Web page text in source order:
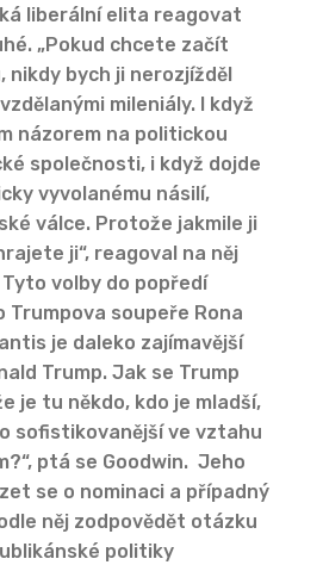
liberální elita reagovat
„Pokud chcete začít
nikdy bych ji nerozjížděl
mileniály. I když
názorem na politickou
společnosti, i když dojde
vyvolanému násilí,
válce. Protože jakmile ji
ji“, reagoval na něj
volby do popředí
Trumpova soupeře Rona
je daleko zajímavější
Trump. Jak se Trump
je tu někdo, kdo je mladší,
sofistikovanější ve vztahu
ptá se Goodwin. Jeho
se o nominaci a případný
něj zodpovědět otázku
politiky